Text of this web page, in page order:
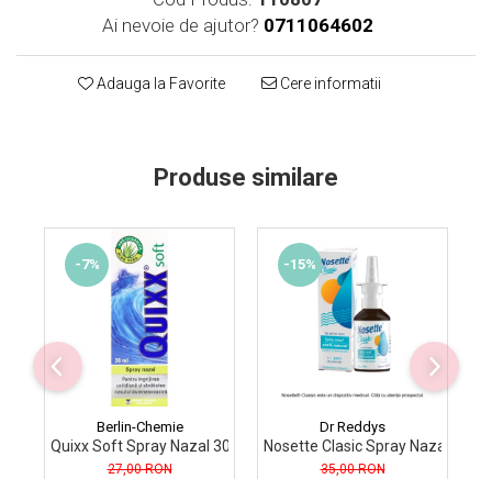
Tincturi si Gemoderivate
Vitamine si minerale
Ai nevoie de ajutor? 0711064602
Adauga la Favorite Cere informatii
Produse similare
-7%
Berlin-Chemie
Quixx Soft Spray Nazal 30 ml, BERLIN CHEMIE
27,00 RON
-15%
Dr Reddys
Nosette Clasic Spray Nazal 30
35,00 RON